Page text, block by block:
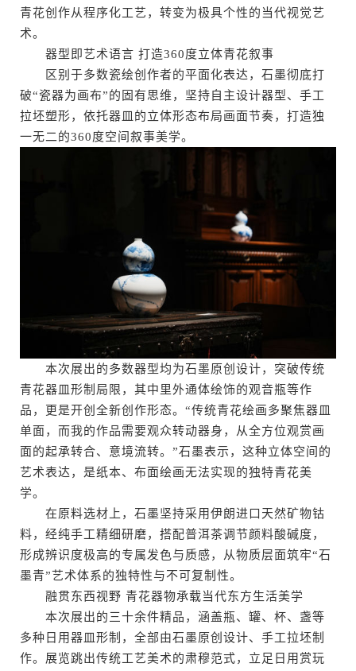
青花创作从程序化工艺，转变为极具个性的当代视觉艺
术。
器型即艺术语言 打造360度立体青花叙事
区别于多数瓷绘创作者的平面化表达，石墨彻底打
破“瓷器为画布”的固有思维，坚持自主设计器型、手工
拉坯塑形，依托器皿的立体形态布局画面节奏，打造独
一无二的360度空间叙事美学。
本次展出的多数器型均为石墨原创设计，突破传统
青花器皿形制局限，其中里外通体绘饰的观音瓶等作
品，更是开创全新创作形态。“传统青花绘画多聚焦器皿
单面，而我的作品需要观众转动器身，从全方位观赏画
面的起承转合、意境流转。”石墨表示，这种立体空间的
艺术表达，是纸本、布面绘画无法实现的独特青花美
学。
在原料选材上，石墨坚持采用伊朗进口天然矿物钴
料，经纯手工精细研磨，搭配普洱茶调节颜料酸碱度，
形成辨识度极高的专属发色与质感，从物质层面筑牢“石
墨青”艺术体系的独特性与不可复制性。
融贯东西视野 青花器物承载当代东方生活美学
本次展出的三十余件精品，涵盖瓶、罐、杯、盏等
多种日用器皿形制，全部由石墨原创设计、手工拉坯制
作。展览跳出传统工艺美术的肃穆范式，立足日用赏玩